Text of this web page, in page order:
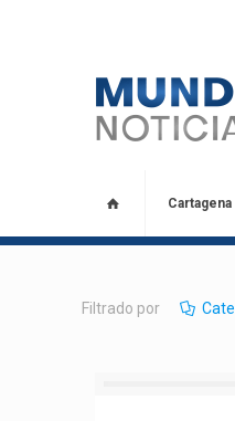
Cartagena
Filtrado por